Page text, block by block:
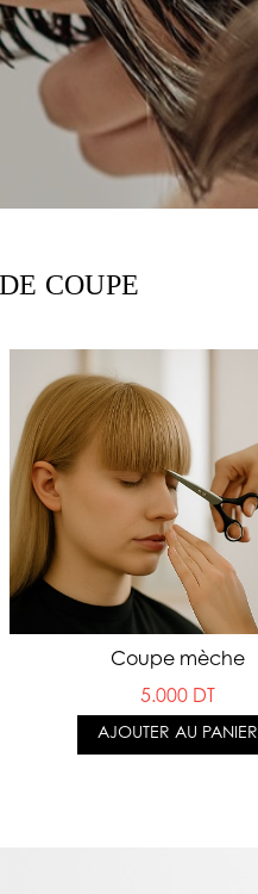
COUPE
Coupe mèche
5.000 DT
AJOUTER AU PANIER